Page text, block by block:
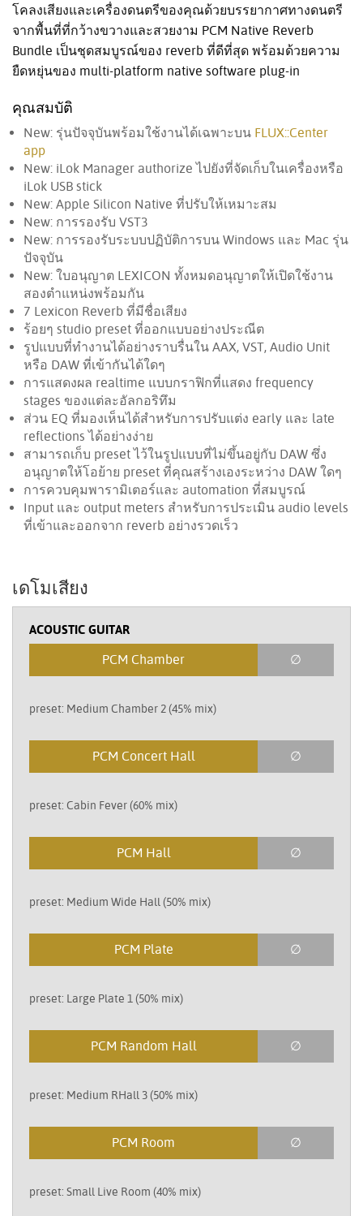
โคลงเสียงและเครื่องดนตรีของคุณด้วยบรรยากาศทางดนตรี
จากพื้นที่ที่กว้างขวางและสวยงาม PCM Native Reverb
Bundle เป็นชุดสมบูรณ์ของ reverb ที่ดีที่สุด พร้อมด้วยความ
ยืดหยุ่นของ multi-platform native software plug-in
คุณสมบัติ
New: รุ่นปัจจุบันพร้อมใช้งานได้เฉพาะบน FLUX::Center
app
New: iLok Manager authorize ไปยังที่จัดเก็บในเครื่องหรือ
iLok USB stick
New: Apple Silicon Native ที่ปรับให้เหมาะสม
New: การรองรับ VST3
New: การรองรับระบบปฏิบัติการบน Windows และ Mac รุ่น
ปัจจุบัน
New: ใบอนุญาต LEXICON ทั้งหมดอนุญาตให้เปิดใช้งาน
สองตำแหน่งพร้อมกัน
7 Lexicon Reverb ที่มีชื่อเสียง
ร้อยๆ studio preset ที่ออกแบบอย่างประณีต
รูปแบบที่ทำงานได้อย่างราบรื่นใน AAX, VST, Audio Unit
หรือ DAW ที่เข้ากันได้ใดๆ
การแสดงผล realtime แบบกราฟิกที่แสดง frequency
stages ของแต่ละอัลกอริทึม
ส่วน EQ ที่มองเห็นได้สำหรับการปรับแต่ง early และ late
reflections ได้อย่างง่าย
สามารถเก็บ preset ไว้ในรูปแบบที่ไม่ขึ้นอยู่กับ DAW ซึ่ง
อนุญาตให้โอย้าย preset ที่คุณสร้างเองระหว่าง DAW ใดๆ
การควบคุมพารามิเตอร์และ automation ที่สมบูรณ์
Input และ output meters สำหรับการประเมิน audio levels
ที่เข้าและออกจาก reverb อย่างรวดเร็ว
เดโมเสียง
ACOUSTIC GUITAR
PCM Chamber ∅
preset: Medium Chamber 2 (45% mix)
PCM Concert Hall ∅
preset: Cabin Fever (60% mix)
PCM Hall ∅
preset: Medium Wide Hall (50% mix)
PCM Plate ∅
preset: Large Plate 1 (50% mix)
PCM Random Hall ∅
preset: Medium RHall 3 (50% mix)
PCM Room ∅
preset: Small Live Room (40% mix)